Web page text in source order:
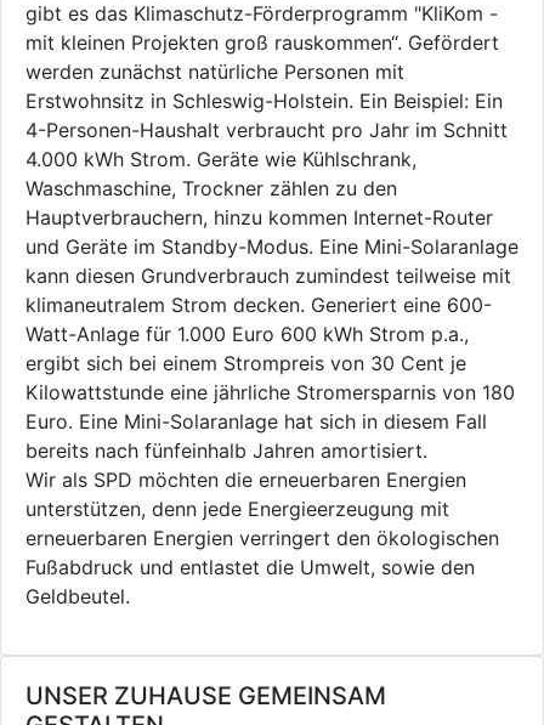
UNSER ZUHAUSE GEMEINSAM
gibt es das Klimaschutz-Förderprogramm "KliKom -
mit kleinen Projekten groß rauskommen“. Gefördert
werden zunächst natürliche Personen mit
Erstwohnsitz in Schleswig-Holstein. Ein Beispiel: Ein
4-Personen-Haushalt verbraucht pro Jahr im Schnitt
4.000 kWh Strom. Geräte wie Kühlschrank,
Waschmaschine, Trockner zählen zu den
Hauptverbrauchern, hinzu kommen Internet-Router
und Geräte im Standby-Modus. Eine Mini-Solaranlage
kann diesen Grundverbrauch zumindest teilweise mit
klimaneutralem Strom decken. Generiert eine 600-
Watt-Anlage für 1.000 Euro 600 kWh Strom p.a.,
ergibt sich bei einem Strompreis von 30 Cent je
Kilowattstunde eine jährliche Stromersparnis von 180
Euro. Eine Mini-Solaranlage hat sich in diesem Fall
bereits nach fünfeinhalb Jahren amortisiert.
Wir als SPD möchten die erneuerbaren Energien
unterstützen, denn jede Energieerzeugung mit
erneuerbaren Energien verringert den ökologischen
Fußabdruck und entlastet die Umwelt, sowie den
Geldbeutel.